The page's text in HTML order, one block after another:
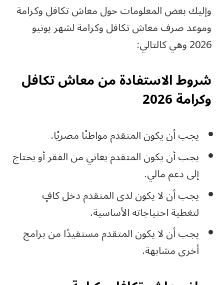
وإليك بعض المعلومات حول معاش تكافل وكرامة
وموعد صرف معاش تكافل وكرامة لشهر يونيو
2026 وهي كالتالي:
شروط الاستفادة من معاش تكافل
وكرامة 2026
يجب أن يكون المتقدم مواطنًا مصريًا.
يجب أن يكون المتقدم يعاني من الفقر أو يحتاج
إلى دعم مالي.
يجب أن لا يكون لدى المتقدم دخل كافٍ
لتغطية احتياجاته الأساسية.
يجب أن لا يكون المتقدم مستفيدًا من برامج
أخرى مشابهة.